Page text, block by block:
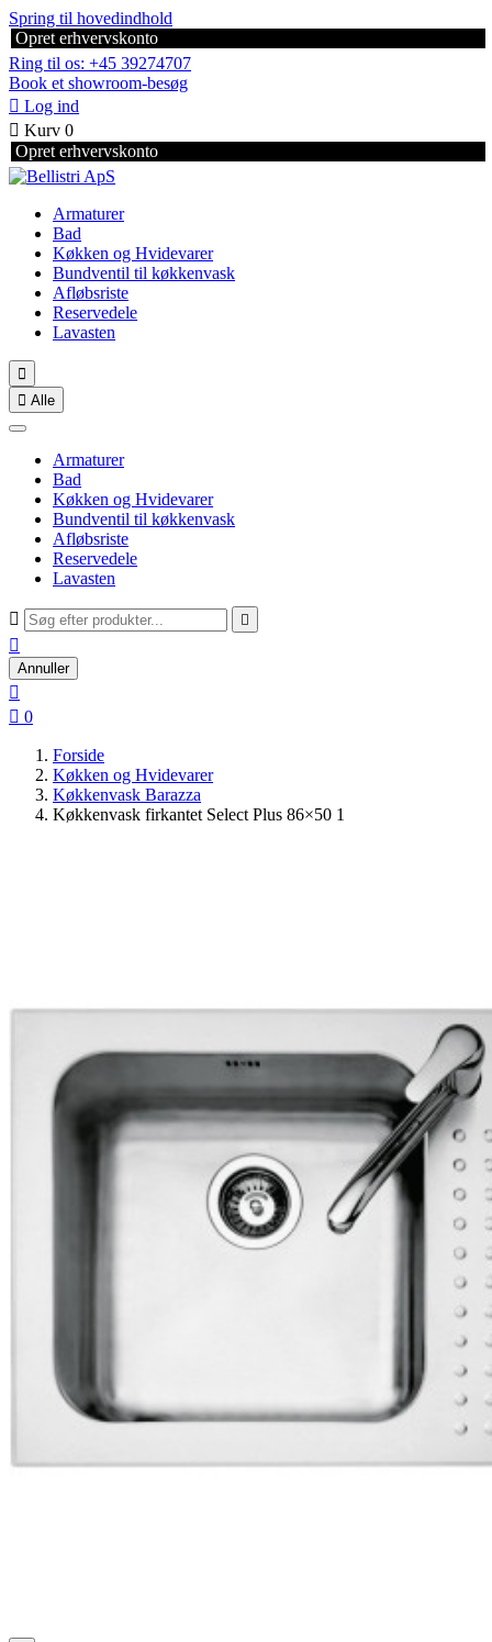
Spring til hovedindhold
Opret erhvervskonto
Ring til os: +45 39274707
Book et showroom-besøg
 Log ind
 Kurv 0
Opret erhvervskonto
Armaturer
Bad
Køkken og Hvidevarer
Bundventil til køkkenvask
Afløbsriste
Reservedele
Lavasten

 Alle
Armaturer
Bad
Køkken og Hvidevarer
Bundventil til køkkenvask
Afløbsriste
Reservedele
Lavasten
 

Annuller

 0
Forside
Køkken og Hvidevarer
Køkkenvask Barazza
Køkkenvask firkantet Select Plus 86×50 1